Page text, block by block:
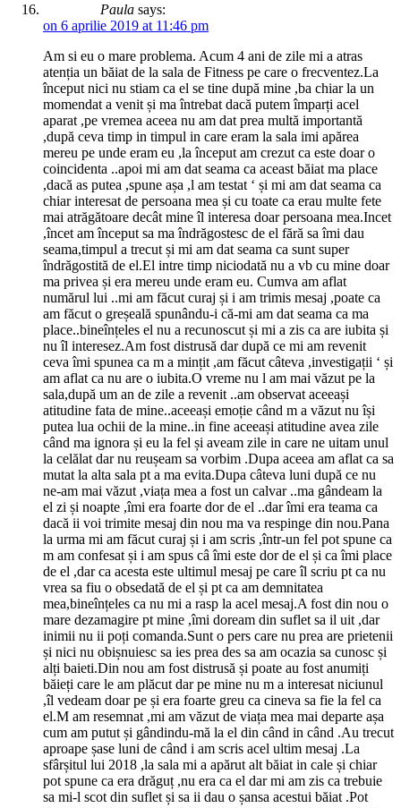
Paula says:
on 6 aprilie 2019 at 11:46 pm
Am si eu o mare problema. Acum 4 ani de zile mi a atras
atenția un băiat de la sala de Fitness pe care o frecventez.La
început nici nu stiam ca el se tine după mine ,ba chiar la un
momendat a venit și ma întrebat dacă putem împarți acel
aparat ,pe vremea aceea nu am dat prea multă importantă
,după ceva timp in timpul in care eram la sala imi apărea
mereu pe unde eram eu ,la început am crezut ca este doar o
coincidenta ..apoi mi am dat seama ca aceast băiat ma place
,dacă as putea ,spune așa ,l am testat ‘ și mi am dat seama ca
chiar interesat de persoana mea și cu toate ca erau multe fete
mai atrăgătoare decât mine îl interesa doar persoana mea.Incet
,încet am început sa ma îndrăgostesc de el fără sa îmi dau
seama,timpul a trecut și mi am dat seama ca sunt super
îndrăgostită de el.El intre timp niciodată nu a vb cu mine doar
ma privea și era mereu unde eram eu. Cumva am aflat
numărul lui ..mi am făcut curaj și i am trimis mesaj ,poate ca
am făcut o greșeală spunându-i că-mi am dat seama ca ma
place..bineînțeles el nu a recunoscut și mi a zis ca are iubita și
nu îl interesez.Am fost distrusă dar după ce mi am revenit
ceva îmi spunea ca m a mințit ,am făcut câteva ,investigații ‘ și
am aflat ca nu are o iubita.O vreme nu l am mai văzut pe la
sala,după um an de zile a revenit ..am observat aceeași
atitudine fata de mine..aceeași emoție când m a văzut nu își
putea lua ochii de la mine..in fine aceeași atitudine avea zile
când ma ignora și eu la fel și aveam zile in care ne uitam unul
la celălat dar nu reușeam sa vorbim .Dupa aceea am aflat ca sa
mutat la alta sala pt a ma evita.Dupa câteva luni după ce nu
ne-am mai văzut ,viața mea a fost un calvar ..ma gândeam la
el zi și noapte ,îmi era foarte dor de el ..dar îmi era teama ca
dacă ii voi trimite mesaj din nou ma va respinge din nou.Pana
la urma mi am făcut curaj și i am scris ,într-un fel pot spune ca
m am confesat și i am spus câ îmi este dor de el și ca îmi place
de el ,dar ca acesta este ultimul mesaj pe care îl scriu pt ca nu
vrea sa fiu o obsedată de el și pt ca am demnitatea
mea,bineînțeles ca nu mi a rasp la acel mesaj.A fost din nou o
mare dezamagire pt mine ,îmi doream din suflet sa il uit ,dar
inimii nu ii poți comanda.Sunt o pers care nu prea are prietenii
și nici nu obișnuiesc sa ies prea des sa am ocazia sa cunosc și
alți baieti.Din nou am fost distrusă și poate au fost anumiți
băieți care le am plăcut dar pe mine nu m a interesat niciunul
,îl vedeam doar pe și era foarte greu ca cineva sa fie la fel ca
el.M am resemnat ,mi am văzut de viața mea mai departe așa
cum am putut și gândindu-mă la el din când in când .Au trecut
aproape șase luni de când i am scris acel ultim mesaj .La
sfârșitul lui 2018 ,la sala mi a apărut alt băiat in cale și chiar
pot spune ca era drăguț ,nu era ca el dar mi am zis ca trebuie
sa mi-l scot din suflet și sa ii dau o șansa acestui băiat .Pot